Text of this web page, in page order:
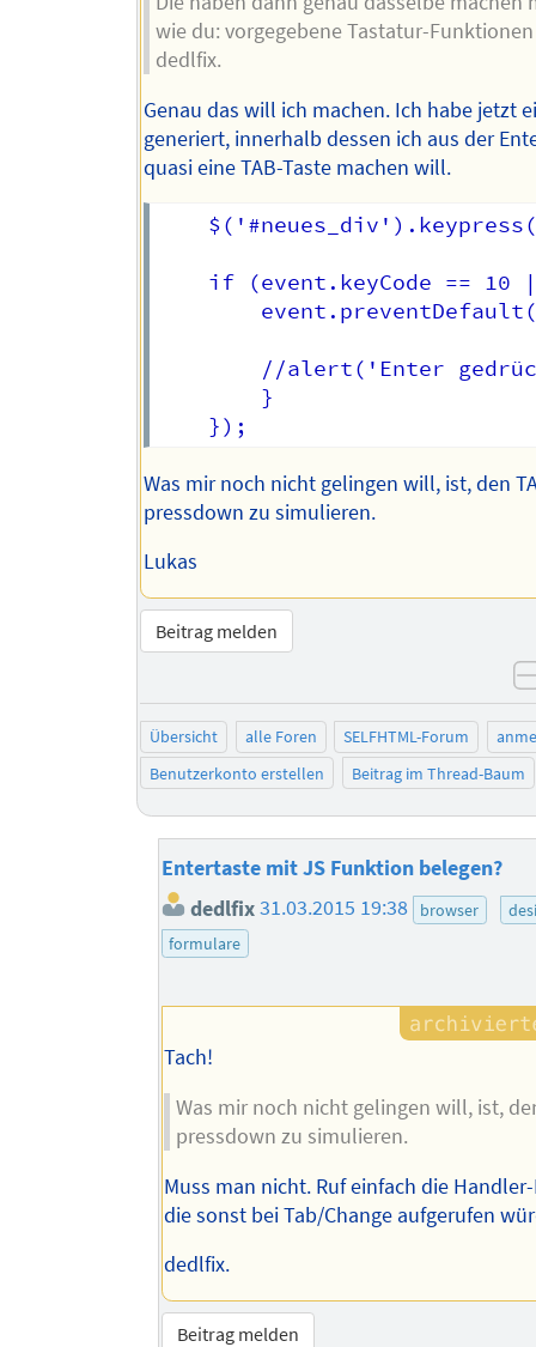
wie du: vorgegebene Tastatur-
dedlfix.
Genau das will ich machen. Ich habe jetzt
generiert, innerhalb dessen ich aus der
quasi eine TAB-Taste machen will.
if (event.keyCode == 10
        }
Was mir noch nicht gelingen will, ist, den
pressdown zu simulieren.
Lukas
Beitrag melden
Übersicht alle Foren SELFHTML-Forum
Benutzerkonto erstellen
Beitrag im Thread-Baum
Entertaste mit JS Funktion belegen?
dedlfix31.03.2015 19:38 browser
formulare
Tach!
Was mir noch nicht gelingen will, ist,
pressdown zu simulieren.
Muss man nicht. Ruf einfach die
die sonst bei Tab/Change aufgerufen
dedlfix.
Beitrag melden